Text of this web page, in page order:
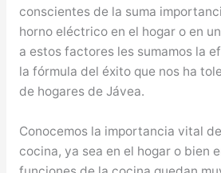
conscientes de la suma
horno eléctrico en el hogar o en
a estos factores les sumamos la
la fórmula del éxito que nos ha
de hogares de Jávea.
Conocemos la importancia vital
cocina, ya sea en el hogar o bien